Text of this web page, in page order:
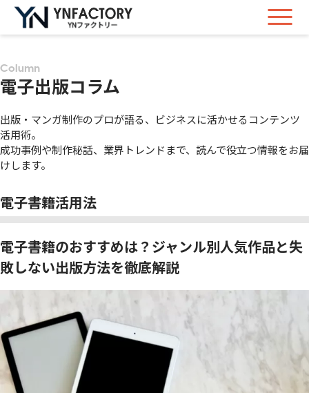
Column
電子出版コラム
出版・マンガ制作のプロが語る、ビジネスに活かせるコンテンツ
活用術。
成功事例や制作秘話、業界トレンドまで、読んで役立つ情報をお届
けします。
電子書籍活用法
電子書籍のおすすめは？ジャンル別人気作品と失
敗しない出版方法を徹底解説